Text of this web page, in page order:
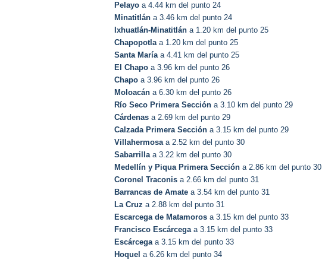
Pelayo a 4.44 km del punto 24
Minatitlán a 3.46 km del punto 24
Ixhuatlán-Minatitlán a 1.20 km del punto 25
Chapopotlaa 1.20 km del punto 25
Santa Maríaa 4.41 km del punto 25
El Chapo a 3.96 km del punto 26
Chapo a 3.96 km del punto 26
Moloacán a 6.30 km del punto 26
Río Seco Primera Sección a 3.10 km del punto 29
Cárdenas a 2.69 km del punto 29
Calzada Primera Sección a 3.15 km del punto 29
Villahermosaa 2.52 km del punto 30
Sabarrillaa 3.22 km del punto 30
Medellín y Piqua Primera Sección a 2.86 km del punto 30
Coronel Traconis a 2.66 km del punto 31
Barrancas de Amate a 3.54 km del punto 31
La Cruz a 2.88 km del punto 31
Escarcega de Matamoros a 3.15 km del punto 33
Francisco Escárcegaa 3.15 km del punto 33
Escárcegaa 3.15 km del punto 33
Hoquel a 6.26 km del punto 34